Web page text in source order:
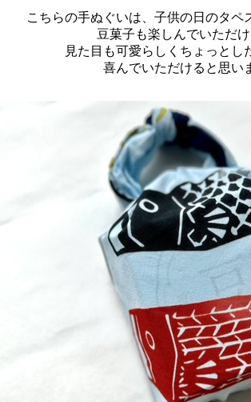
こちらの手ぬぐいは、子供の日のタペ
豆菓子も楽しんでいただ
見た目も可愛らしくちょっとし
喜んでいただけると思い